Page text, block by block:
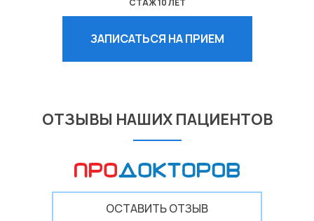
ЗАПИСАТЬСЯ НА ПРИЕМ
ОТЗЫВЫ НАШИХ ПАЦИЕНТОВ
ОСТАВИТЬ ОТЗЫВ